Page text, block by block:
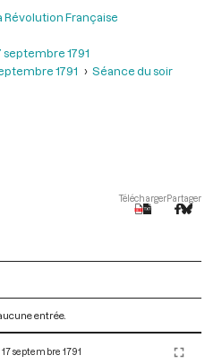
Française
septembre 1791
1791
Séance du soir
TéléchargerPartager
entrée.
septembre 1791